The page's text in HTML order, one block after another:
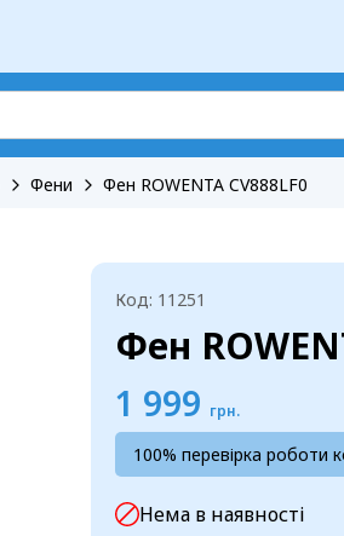
Фени Фен ROWENTA CV888LF0
Код: 11251
Фен
1 999 грн.
100% перевірка роботи
Нема в наявності